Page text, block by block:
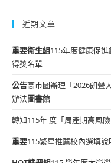
近期文章
重要衛生組115年度健康促
得獎名單
公告高市圖辦理「2026朗聲
辦法圖書館
轉知115年 度「周產期高風
重要115繁星推薦校內選填說